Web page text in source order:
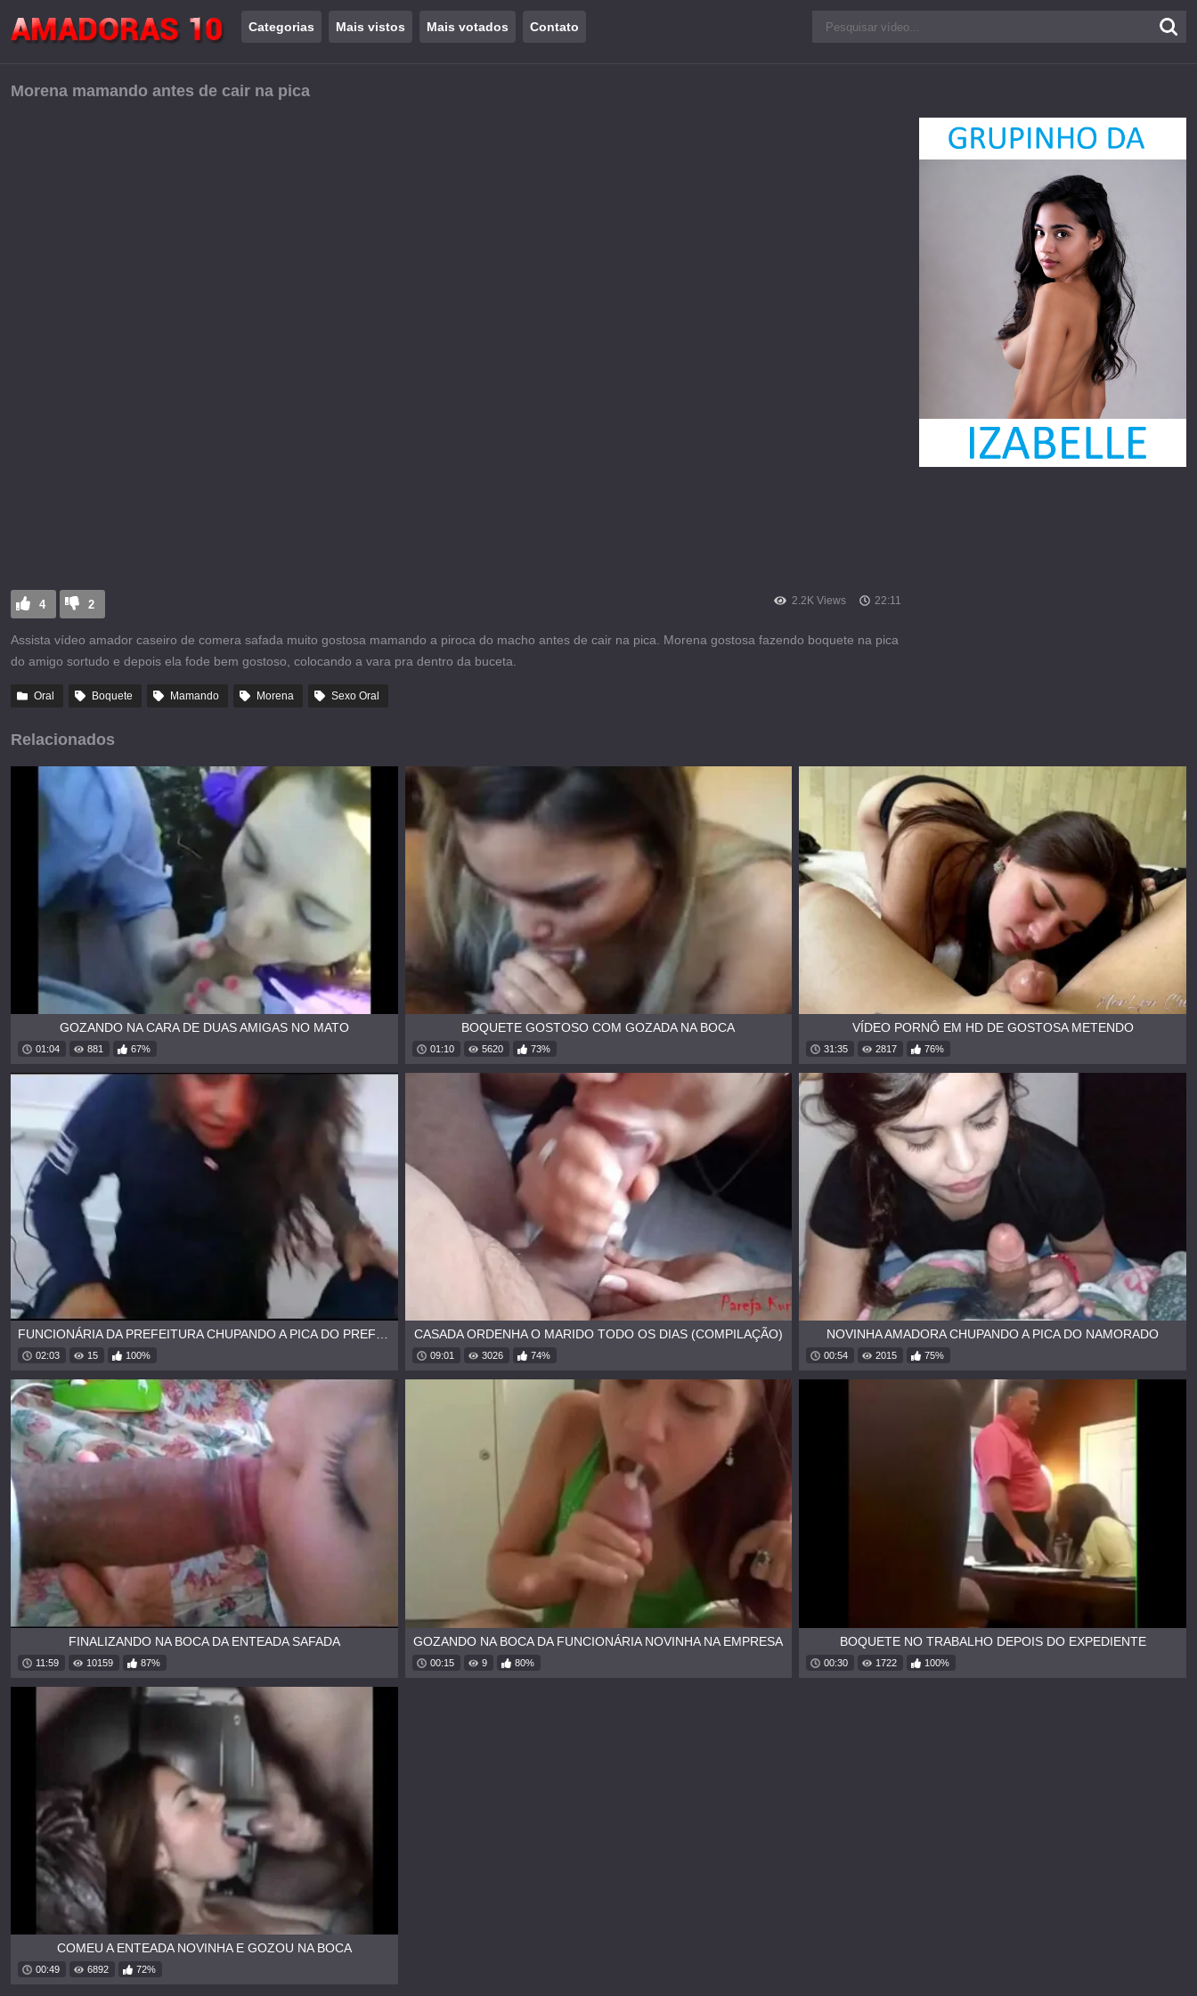
Categorias Mais vistos Mais votados Contato
Morena mamando antes de cair na pica
4 2 2.2K Views 22:11
Assista vídeo amador caseiro de comera safada muito gostosa mamando a piroca do macho antes de cair na pica. Morena gostosa fazendo boquete na pica
do amigo sortudo e depois ela fode bem gostoso, colocando a vara pra dentro da buceta.
Oral Boquete Mamando Morena Sexo Oral
Relacionados
GOZANDO NA CARA DE DUAS AMIGAS NO MATO
01:04 881 67%
BOQUETE GOSTOSO COM GOZADA NA BOCA
01:10 5620 73%
VÍDEO PORNÔ EM HD DE GOSTOSA METENDO
31:35 2817 76%
FUNCIONÁRIA DA PREFEITURA CHUPANDO A PICA DO PREFEITO
02:03 15 100%
CASADA ORDENHA O MARIDO TODO OS DIAS (COMPILAÇÃO)
09:01 3026 74%
NOVINHA AMADORA CHUPANDO A PICA DO NAMORADO
00:54 2015 75%
FINALIZANDO NA BOCA DA ENTEADA SAFADA
11:59 10159 87%
GOZANDO NA BOCA DA FUNCIONÁRIA NOVINHA NA EMPRESA
00:15 9 80%
BOQUETE NO TRABALHO DEPOIS DO EXPEDIENTE
00:30 1722 100%
COMEU A ENTEADA NOVINHA E GOZOU NA BOCA
00:49 6892 72%